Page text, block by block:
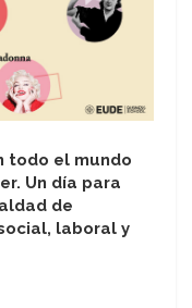
todo el mundo
Un día para
de
laboral y